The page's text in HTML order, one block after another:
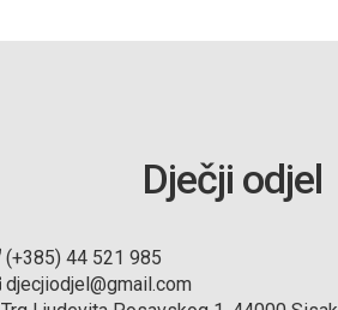
Dječji odjel
(+385) 44 521 985
djecjiodjel@gmail.com